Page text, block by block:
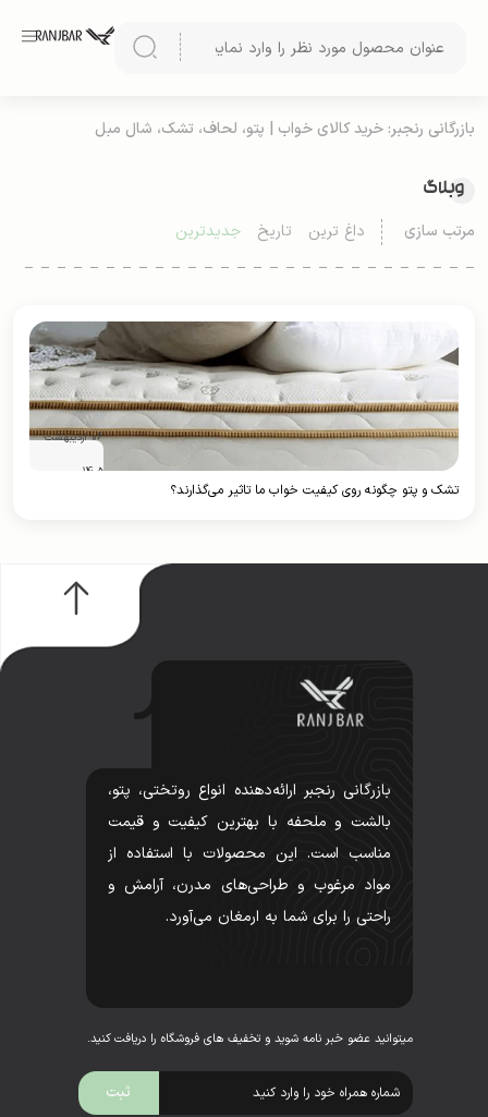
بازرگانی رنجبر: خرید کالای خواب | پتو، لحاف، تشک، شال مبل
وبلاگ
مرتب سازی داغ ترین تاریخ جدیدترین
06 اردیبهشت
1405
تشک و پتو چگونه روی کیفیت خواب ما تاثیر می‌گذارند؟
بازرگانی رنجبر ارائه‌دهنده انواع روتختی، پتو،
بالشت و ملحفه با بهترین کیفیت و قیمت
مناسب است. این محصولات با استفاده از
مواد مرغوب و طراحی‌های مدرن، آرامش و
راحتی را برای شما به ارمغان می‌آورد.
میتوانید عضو خبر نامه شوید و تخفیف های فروشگاه را دریافت کنید.